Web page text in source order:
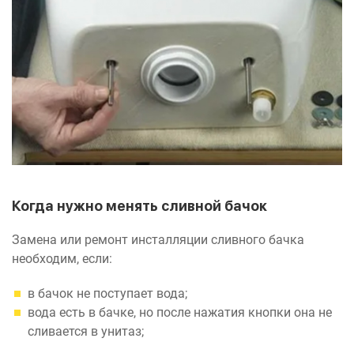
Когда нужно менять сливной бачок
Замена или ремонт инсталляции сливного бачка
необходим, если:
в бачок не поступает вода;
вода есть в бачке, но после нажатия кнопки она не
сливается в унитаз;